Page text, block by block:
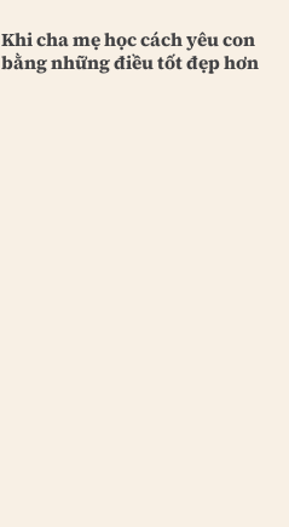
Khi cha mẹ học cách yêu con
bằng những điều tốt đẹp hơn